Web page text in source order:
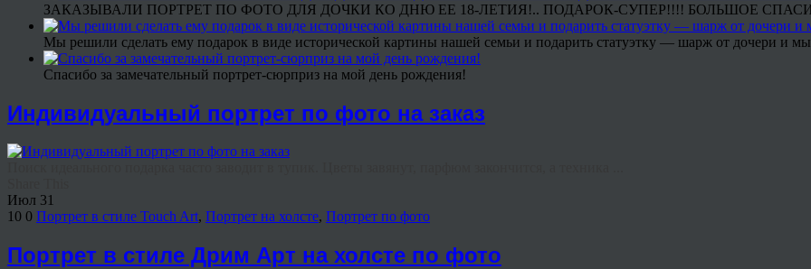
ЗАКАЗЫВАЛИ ПОРТРЕТ ПО ФОТО ДЛЯ ДОЧКИ КО ДНЮ ЕЕ 18-ЛЕТИЯ!.. ПОДАРОК-СУПЕР!!!! БОЛЬШОЕ
Мы решили сделать ему подарок в виде исторической картины нашей семьи и подарить статуэтку — шарж от дочери и
Спасибо за замечательный портрет-сюрприз на мой день рождения!
Индивидуальный портрет по фото на заказ
Июл 31
10 0 Портрет в стиле Touch Art, Портрет на холсте, Портрет по фото
Портрет в стиле Дрим Арт на холсте по фото